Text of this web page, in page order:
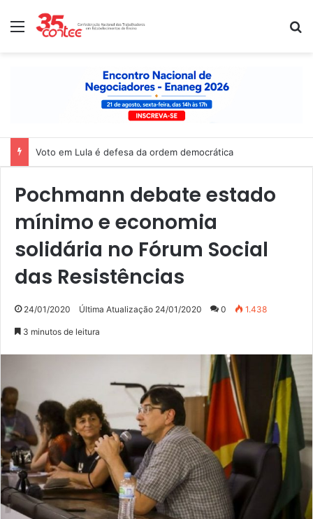
Menu
Nota de solidariedade ao povo venezuelano
Pochmann debate estado
mínimo e economia
solidária no Fórum Social
das Resistências
24/01/2020 Última Atualização 24/01/2020 0 1.438
3 minutos de leitura